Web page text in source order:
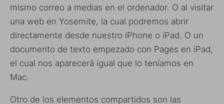
mismo correo a medias en el ordenador. O al visitar
una web en Yosemite, la cual podremos abrir
directamente desde nuestro iPhone o iPad. O un
documento de texto empezado con Pages en iPad,
el cual nos aparecerá igual que lo teníamos en
Mac.
Otro de los elementos compartidos son las